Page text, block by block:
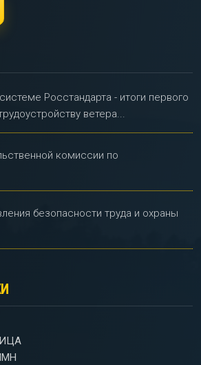
Росстандарта - итоги первого
ветера...
комиссии по
безопасности труда и охраны